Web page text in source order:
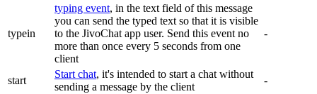
typein
typing event, in the text field of this message
you can send the typed text so that it is visible
to the JivoChat app user. Send this event no
more than once every 5 seconds from one
client
-
start
Start chat, it's intended to start a chat without
sending a message by the client
-